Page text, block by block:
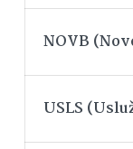
NOVB
USLS